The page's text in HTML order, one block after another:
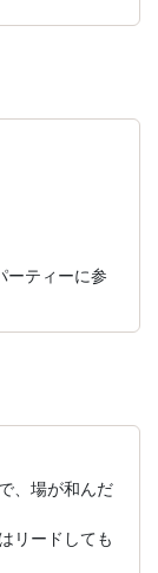
ティーに参
、場が和んだ
リードしても